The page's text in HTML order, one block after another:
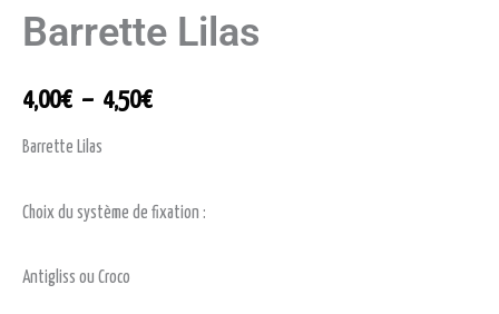
Barrette Lilas
4,00€ – 4,50€
Barrette Lilas
Choix du système de fixation :
Antigliss ou Croco